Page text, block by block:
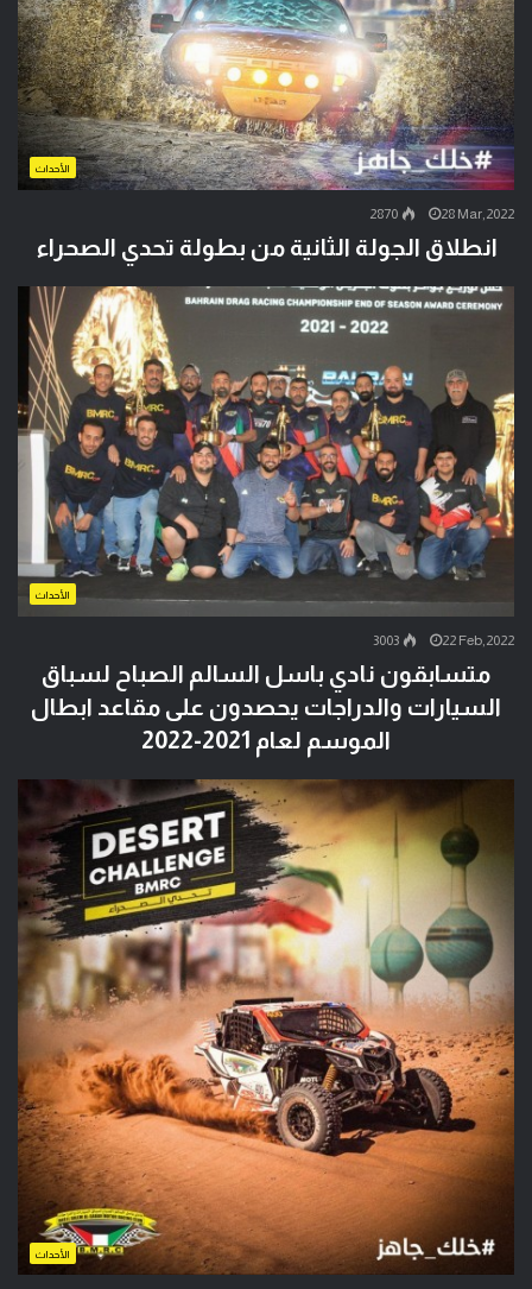
الأحداث
28 Mar,2022
2870
انطلاق الجولة الثانية من بطولة تحدي الصحراء
الأحداث
22 Feb,2022
3003
متسابقون نادي باسل السالم الصباح لسباق
السيارات والدراجات يحصدون على مقاعد ابطال
الموسم لعام 2021-2022
الأحداث